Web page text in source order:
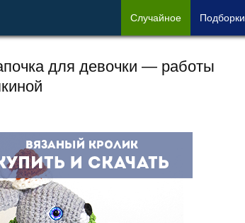
для девочки — работы
Случайное Подборки